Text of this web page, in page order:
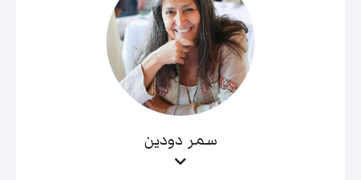
سمر دودين